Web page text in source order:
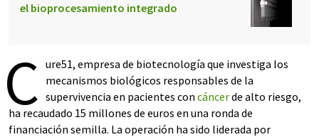
el bioprocesamiento integrado
C ure51, empresa de biotecnología que investiga los
mecanismos biológicos responsables de la
supervivencia en pacientes con cáncerde alto riesgo,
ha recaudado 15 millones de euros en una ronda de
financiación semilla. La operación ha sido liderada por